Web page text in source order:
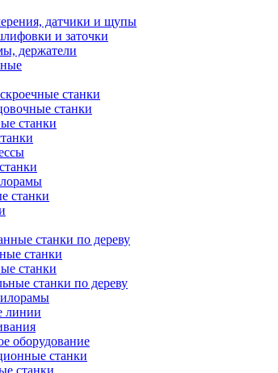
датчики и щупы
и заточки
держатели
станки
станки
станки
станки
станки по дереву
станки
станки
станки по дереву
линии
оборудование
станки
станки